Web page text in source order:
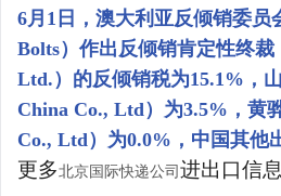
6月1日，澳大利亚反倾销委员
Bolts）作出反倾销肯定性终
Ltd.）的反倾销税为15.1%，
China Co., Ltd）为3.5%，黄
Co., Ltd）为0.0%，中国其他
更多北京国际快递公司进出口信